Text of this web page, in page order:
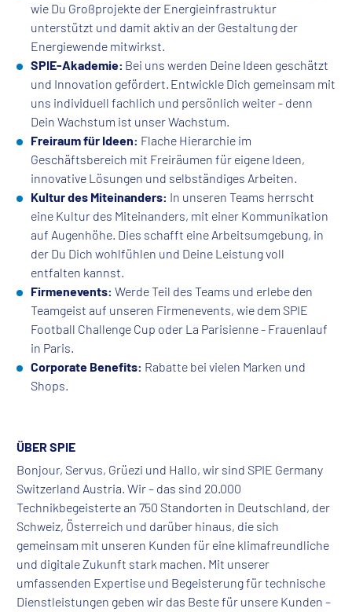
ÜBER SPIE
Bonjour, Servus, Grüezi und Hallo, wir sind SPIE Germany
Switzerland Austria. Wir – das sind 20.000
Technikbegeisterte an 750 Standorten in Deutschland, der
Schweiz, Österreich und darüber hinaus, die sich
gemeinsam mit unseren Kunden für eine klimafreundliche
und digitale Zukunft stark machen. Mit unserer
umfassenden Expertise und Begeisterung für technische
Dienstleistungen geben wir das Beste für unsere Kunden –
wie Du Großprojekte der Energieinfrastruktur
unterstützt und damit aktiv an der Gestaltung der
Energiewende mitwirkst.
SPIE-Akademie: Bei uns werden Deine Ideen geschätzt
und Innovation gefördert. Entwickle Dich gemeinsam mit
uns individuell fachlich und persönlich weiter - denn
Dein Wachstum ist unser Wachstum.
Freiraum für Ideen: Flache Hierarchie im
Geschäftsbereich mit Freiräumen für eigene Ideen,
innovative Lösungen und selbständiges Arbeiten.
Kultur des Miteinanders: In unseren Teams herrscht
eine Kultur des Miteinanders, mit einer Kommunikation
auf Augenhöhe. Dies schafft eine Arbeitsumgebung, in
der Du Dich wohlfühlen und Deine Leistung voll
entfalten kannst.
Firmenevents: Werde Teil des Teams und erlebe den
Teamgeist auf unseren Firmenevents, wie dem SPIE
Football Challenge Cup oder La Parisienne - Frauenlauf
in Paris.
Corporate Benefits: Rabatte bei vielen Marken und
Shops.